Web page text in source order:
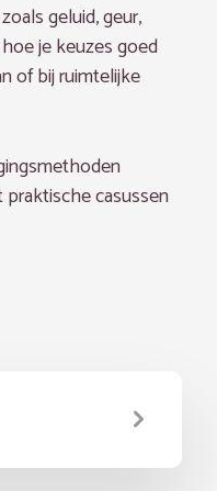
geluid, geur,
je keuzes goed
of bij ruimtelijke
casussen